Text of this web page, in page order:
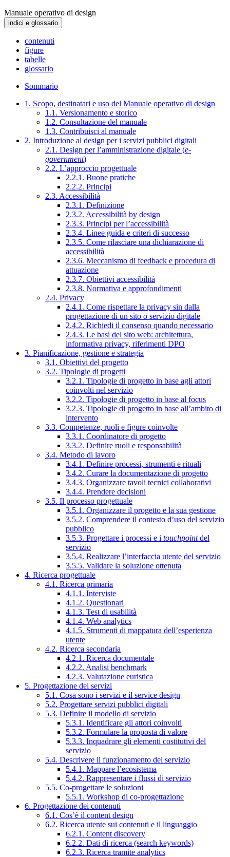
Manuale operativo di design
indici e glossario
contenuti
figure
tabelle
glossario
Sommario
1. Scopo, destinatari e uso del Manuale operativo di design
1.1. Versionamento e storico
1.2. Consultazione del manuale
1.3. Contribuisci al manuale
2. Introduzione al design per i servizi pubblici digitali
2.1. Design per l’amministrazione digitale (e-
government)
2.2. L’approccio progettuale
2.2.1. Buone pratiche
2.2.2. Principi
2.3. Accessibilità
2.3.1. Definizione
2.3.2. Accessibilità by design
2.3.3. Principi per l’accessibilità
2.3.4. Linee guida e criteri di successo
2.3.5. Come rilasciare una dichiarazione di
accessibilità
2.3.6. Meccanismo di feedback e procedura di
attuazione
2.3.7. Obiettivi accessibilità
2.3.8. Normativa e approfondimenti
2.4. Privacy
2.4.1. Come rispettare la privacy sin dalla
progettazione di un sito o servizio digitale
2.4.2. Richiedi il consenso quando necessario
2.4.3. Le basi del sito web: architettura,
informativa privacy, riferimenti DPO
3. Pianificazione, gestione e strategia
3.1. Obiettivi del progetto
3.2. Tipologie di progetti
3.2.1. Tipologie di progetto in base agli attori
coinvolti nel servizio
3.2.2. Tipologie di progetto in base al focus
3.2.3. Tipologie di progetto in base all’ambito di
intervento
3.3. Competenze, ruoli e figure coinvolte
3.3.1. Coordinatore di progetto
3.3.2. Definire ruoli e responsabilità
3.4. Metodo di lavoro
3.4.1. Definire processi, strumenti e rituali
3.4.2. Curare la documentazione di progetto
3.4.3. Organizzare tavoli tecnici collaborativi
3.4.4. Prendere decisioni
3.5. Il processo progettuale
3.5.1. Organizzare il progetto e la sua gestione
3.5.2. Comprendere il contesto d’uso del servizio
pubblico
3.5.3. Progettare i processi e i touchpointdel
servizio
3.5.4. Realizzare l’interfaccia utente del servizio
3.5.5. Validare la soluzione ottenuta
4. Ricerca progettuale
4.1. Ricerca primaria
4.1.1. Interviste
4.1.2. Questionari
4.1.3. Test di usabilità
4.1.4. Web analytics
4.1.5. Strumenti di mappatura dell’esperienza
utente
4.2. Ricerca secondaria
4.2.1. Ricerca documentale
4.2.2. Analisi benchmark
4.2.3. Valutazione euristica
5. Progettazione dei servizi
5.1. Cosa sono i servizi e il service design
5.2. Progettare servizi pubblici digitali
5.3. Definire il modello di servizio
5.3.1. Identificare gli attori coinvolti
5.3.2. Formulare la proposta di valore
5.3.3. Inquadrare gli elementi costitutivi del
servizio
5.4. Descrivere il funzionamento del servizio
5.4.1. Mappare l’ecosistema
5.4.2. Rappresentare i flussi di servizio
5.5. Co-progettare le soluzioni
5.5.1. Workshop di co-progettazione
6. Progettazione dei contenuti
6.1. Cos’è il content design
6.2. Ricerca utente sui contenuti e il linguaggio
6.2.1. Content discovery
6.2.2. Dati di ricerca (search keywords)
6.2.3. Ricerca tramite analytics